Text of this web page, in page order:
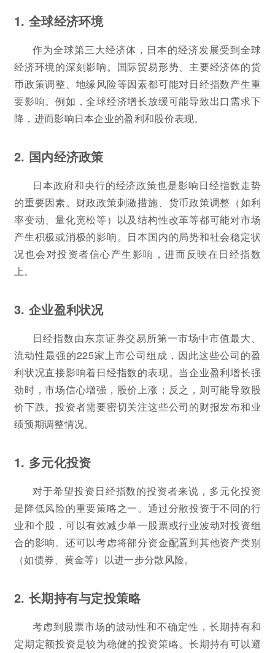
1. 全球经济环境
作为全球第三大经济体，日本的经济发展受到全球
经济环境的深刻影响。国际贸易形势、主要经济体的货
币政策调整、地缘风险等因素都可能对日经指数产生重
要影响。例如，全球经济增长放缓可能导致出口需求下
降，进而影响日本企业的盈利和股价表现。
2. 国内经济政策
日本政府和央行的经济政策也是影响日经指数走势
的重要因素。财政政策刺激措施、货币政策调整（如利
率变动、量化宽松等）以及结构性改革等都可能对市场
产生积极或消极的影响。日本国内的局势和社会稳定状
况也会对投资者信心产生影响，进而反映在日经指数
上。
3. 企业盈利状况
日经指数由东京证券交易所第一市场中市值最大、
流动性最强的225家上市公司组成，因此这些公司的盈
利状况直接影响着日经指数的表现。当企业盈利增长强
劲时，市场信心增强，股价上涨；反之，则可能导致股
价下跌。投资者需要密切关注这些公司的财报发布和业
绩预期调整情况。
1. 多元化投资
对于希望投资日经指数的投资者来说，多元化投资
是降低风险的重要策略之一。通过分散投资于不同的行
业和个股，可以有效减少单一股票或行业波动对投资组
合的影响。还可以考虑将部分资金配置到其他资产类别
（如债券、黄金等）以进一步分散风险。
2. 长期持有与定投策略
考虑到股票市场的波动性和不确定性，长期持有和
定期定额投资是较为稳健的投资策略。长期持有可以避